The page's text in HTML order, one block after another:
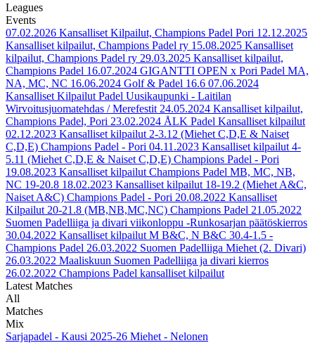
Leagues
Events
07.02.2026 Kansalliset Kilpailut, Champions Padel Pori 12.12.2025
Kansalliset kilpailut, Champions Padel ry 15.08.2025 Kansalliset
kilpailut, Champions Padel ry 29.03.2025 Kansalliset kilpailut,
Champions Padel 16.07.2024 GIGANTTI OPEN x Pori Padel MA,
NA, MC, NC 16.06.2024 Golf & Padel 16.6 07.06.2024
Kansalliset Kilpailut Padel Uusikaupunki - Laitilan
Wirvoitusjuomatehdas / Merefestit 24.05.2024 Kansalliset kilpailut,
Champions Padel, Pori 23.02.2024 ÅLK Padel Kansalliset kilpailut
02.12.2023 Kansalliset kilpailut 2-3.12 (Miehet C,D,E & Naiset
C,D,E) Champions Padel - Pori 04.11.2023 Kansalliset kilpailut 4-
5.11 (Miehet C,D,E & Naiset C,D,E) Champions Padel - Pori
19.08.2023 Kansalliset kilpailut Champions Padel MB, MC, NB,
NC 19-20.8 18.02.2023 Kansalliset kilpailut 18-19.2 (Miehet A&C,
Naiset A&C) Champions Padel - Pori 20.08.2022 Kansalliset
Kilpailut 20-21.8 (MB,NB,MC,NC) Champions Padel 21.05.2022
Suomen Padelliiga ja divari viikonloppu -Runkosarjan päätöskierros
30.04.2022 Kansalliset kilpailut M B&C, N B&C 30.4-1.5 -
Champions Padel 26.03.2022 Suomen Padelliiga Miehet (2. Divari)
26.03.2022 Maaliskuun Suomen Padelliiga ja divari kierros
26.02.2022 Champions Padel kansalliset kilpailut
Latest Matches
All
Matches
Mix
Sarjapadel - Kausi 2025-26 Miehet - Nelonen